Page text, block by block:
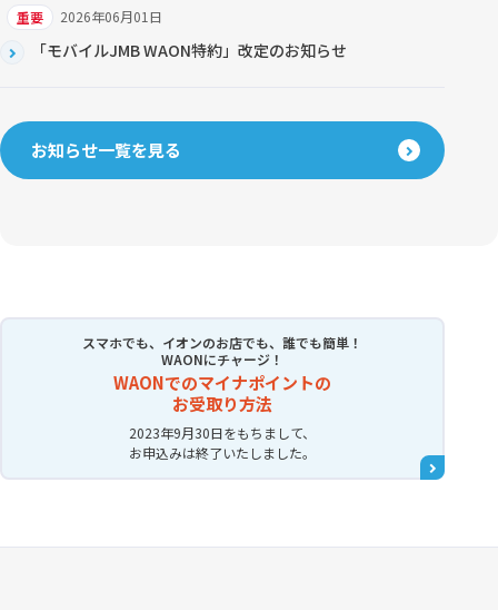
2026年06月01日
重要
「モバイルJMB WAON特約」改定のお知らせ
お知らせ一覧を見る
スマホでも、イオンのお店でも、誰でも簡単！
WAONにチャージ！
WAONでのマイナポイントの
お受取り方法
2023年9月30日をもちまして、
お申込みは終了いたしました。